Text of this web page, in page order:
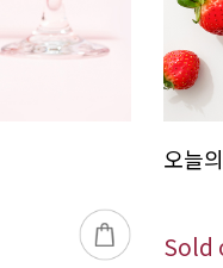
오늘
Sold